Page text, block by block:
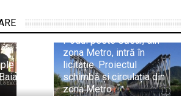
ale
Mare
Podul peste Săsar, din
zona Metro, intră în
licitație. Proiectul
schimbă și circulația din
zona Metro